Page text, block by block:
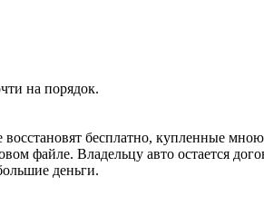
на порядок.
бесплатно, купленные
файле. Владельцу авто остается
деньги.